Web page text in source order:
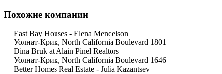
Похожие компании
East Bay Houses - Elena Mendelson
Уолнат-Крик, North California Boulevard 1801
Dina Bruk at Alain Pinel Realtors
Уолнат-Крик, North California Boulevard 1646
Better Homes Real Estate - Julia Kazantsev